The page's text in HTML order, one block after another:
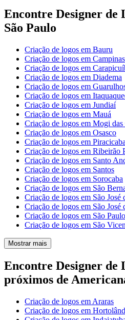
Encontre Designer de
São Paulo
Criação de logos em Bauru
Criação de logos em Campinas
Criação de logos em
Criação de logos em Diadema
Criação de logos em
Criação de logos em
Criação de logos em Jundiaí
Criação de logos em Mauá
Criação de logos em Mogi das
Criação de logos em Osasco
Criação de logos em Piracicaba
Criação de logos em Ribeirão
Criação de logos em Santo
Criação de logos em Santos
Criação de logos em Sorocaba
Criação de logos em São
Criação de logos em São José
Criação de logos em São José
Criação de logos em São Paulo
Criação de logos em São
Mostrar mais
Encontre Designer de
próximos de
Criação de logos em Araras
Criação de logos em